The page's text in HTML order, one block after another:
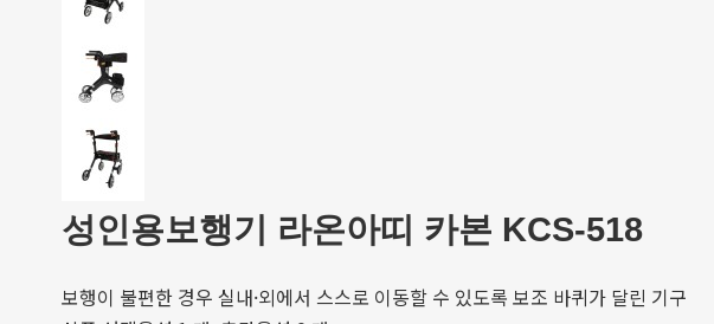
성인용보행기 라온아띠 카본 KCS-518
보행이 불편한 경우 실내·외에서 스스로 이동할 수 있도록 보조 바퀴가 달린 기구